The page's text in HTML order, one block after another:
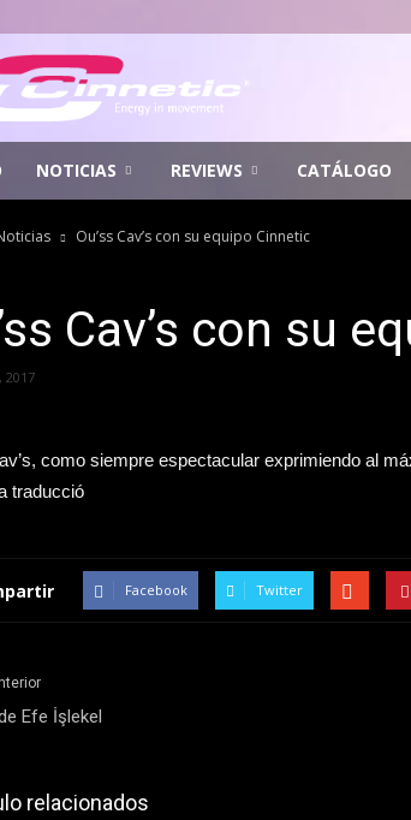
NOTICIAS REVIEWS CATÁLOGO
Ou’ss Cav’s con su equipo Cinnetic
Cav’s con su
2017
como siempre espectacular exprimiendo al
traducció
Facebook Twitter
Efe İşlekel
relacionados